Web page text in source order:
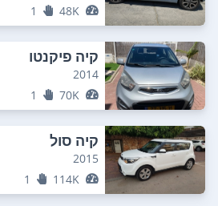
48K
1
קיה פיקנטו
2014
70K
1
קיה סול
2015
114K
1